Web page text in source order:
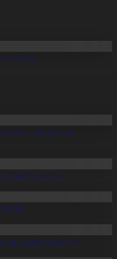
кепілі
жалғасып жатыр
сабақтастығы
қаралым жиналды